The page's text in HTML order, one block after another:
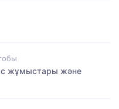
жұмыстары және